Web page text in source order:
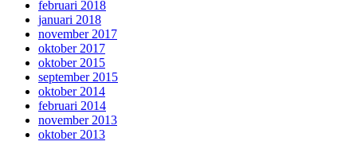
februari 2018
januari 2018
november 2017
oktober 2017
oktober 2015
september 2015
oktober 2014
februari 2014
november 2013
oktober 2013